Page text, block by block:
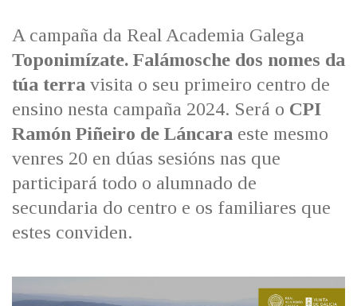
MARCIAL DEL ADALID
CASA-MUSEO EMILIA PARDO
BAZÁN
PRIMAVERA DAS LETRAS
PORTAL DAS PALABRAS
A campaña da Real Academia Galega
Toponimízate. Falámosche dos nomes da
túa terra visita o seu primeiro centro de
ensino nesta campaña 2024. Será o CPI
Ramón Piñeiro de Láncara este mesmo
venres 20 en dúas sesións nas que
participará todo o alumnado de
secundaria do centro e os familiares que
estes conviden.